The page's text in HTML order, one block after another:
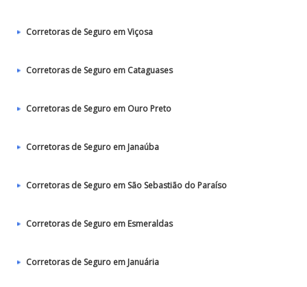
Corretoras de Seguro em Viçosa
Corretoras de Seguro em Cataguases
Corretoras de Seguro em Ouro Preto
Corretoras de Seguro em Janaúba
Corretoras de Seguro em São Sebastião do Paraíso
Corretoras de Seguro em Esmeraldas
Corretoras de Seguro em Januária